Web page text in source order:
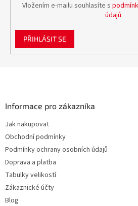
Vložením e-mailu souhlasíte s
údajů
PŘIHLÁSIT SE
Informace pro zákazníka
Jak nakupovat
Obchodní podmínky
Podmínky ochrany osobních údajů
Doprava a platba
Tabulky velikostí
Zákaznické účty
Blog